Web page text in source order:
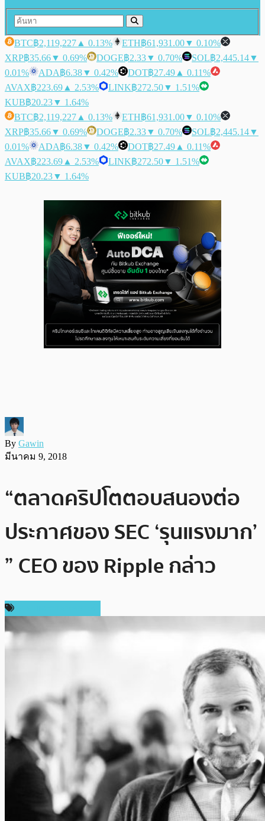
BTC฿2,119,227 ▲ 0.13% ETH฿61,931.00▼ 0.10%
XRP฿35.66▼ 0.69% DOGE฿2.33▼ 0.70% SOL฿2,445.14▼
0.01%
ADA฿6.38▼ 0.42% DOT฿27.49 ▲ 0.11%
AVAX฿223.69 ▲ 2.53% LINK฿272.50▼ 1.51%
KUB฿20.23▼ 1.64%
BTC฿2,119,227 ▲ 0.13% ETH฿61,931.00▼ 0.10%
XRP฿35.66▼ 0.69% DOGE฿2.33▼ 0.70% SOL฿2,445.14▼
0.01%
ADA฿6.38▼ 0.42% DOT฿27.49 ▲ 0.11%
AVAX฿223.69 ▲ 2.53% LINK฿272.50▼ 1.51%
KUB฿20.23▼ 1.64%
By Gawin
มีนาคม 9, 2018
“ตลาดคริปโตตอบสนองต่อ
ประกาศของ SEC ‘รุนแรงมาก’
” CEO ของ Ripple กล่าว